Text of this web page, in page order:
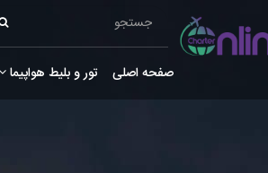
صفحه اصلی تور و بلیط هواپیما